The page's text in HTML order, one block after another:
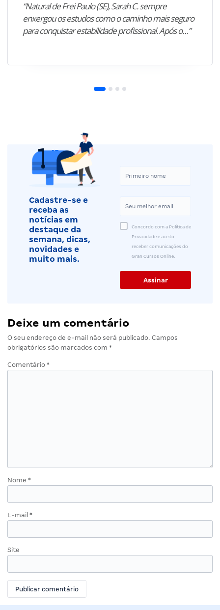
“Natural de Frei Paulo (SE), Sarah C. sempre
enxergou os estudos como o caminho mais seguro
para conquistar estabilidade profissional. Após o…”
Cadastre-se e
receba as
notícias em
destaque da
semana, dicas,
novidades e
muito mais.
Concordo com a Política de
Privacidade e aceito
receber comunicações do
Gran Cursos Online.
Deixe um comentário
O seu endereço de e-mail não será publicado. Campos
obrigatórios são marcados com *
Comentário *
Nome *
E-mail *
Site